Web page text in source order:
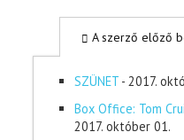
A szerző előző
SZÜNET - 2017.
Box Office: Tom
2017. október 01.